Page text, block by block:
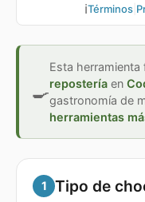
ℹ️Términos|
🍳
Esta
repostería en
gastronomía de
herramientas
1 Tipo de